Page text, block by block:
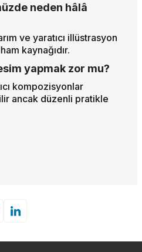
neden hâlâ
ve yaratıcı illüstrasyon
kaynağıdır.
yapmak zor mu?
kompozisyonlar
ancak düzenli pratikle